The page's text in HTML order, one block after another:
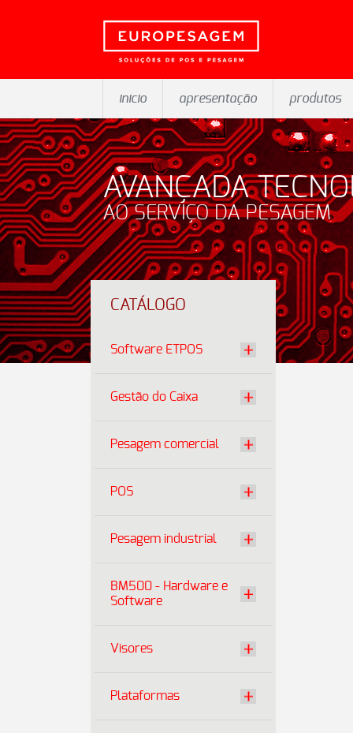
inicio apresentação produtos
AVANÇADA
AO SERVIÇO DA PESAGEM
CATÁLOGO
Software ETPOS
Gestão do Caixa
Pesagem comercial
POS
Pesagem industrial
BM500 - Hardware e
Software
Visores
Plataformas